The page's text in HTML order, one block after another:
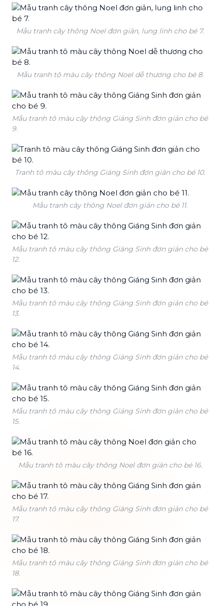
Mẫu tranh cây thông Noel đơn giản, lung linh cho bé 7.
Mẫu tranh tô màu cây thông Noel dễ thương cho bé 8.
Mẫu tranh tô màu cây thông Giáng Sinh đơn giản cho bé
9.
Tranh tô màu cây thông Giáng Sinh đơn giản cho bé 10.
Mẫu tranh cây thông Noel đơn giản cho bé 11.
Mẫu tranh tô màu cây thông Giáng Sinh đơn giản cho bé
12.
Mẫu tranh tô màu cây thông Giáng Sinh đơn giản cho bé
13.
Mẫu tranh tô màu cây thông Giáng Sinh đơn giản cho bé
14.
Mẫu tranh tô màu cây thông Giáng Sinh đơn giản cho bé
15.
Mẫu tranh tô màu cây thông Noel đơn giản cho bé 16.
Mẫu tranh tô màu cây thông Giáng Sinh đơn giản cho bé
17.
Mẫu tranh tô màu cây thông Giáng Sinh đơn giản cho bé
18.